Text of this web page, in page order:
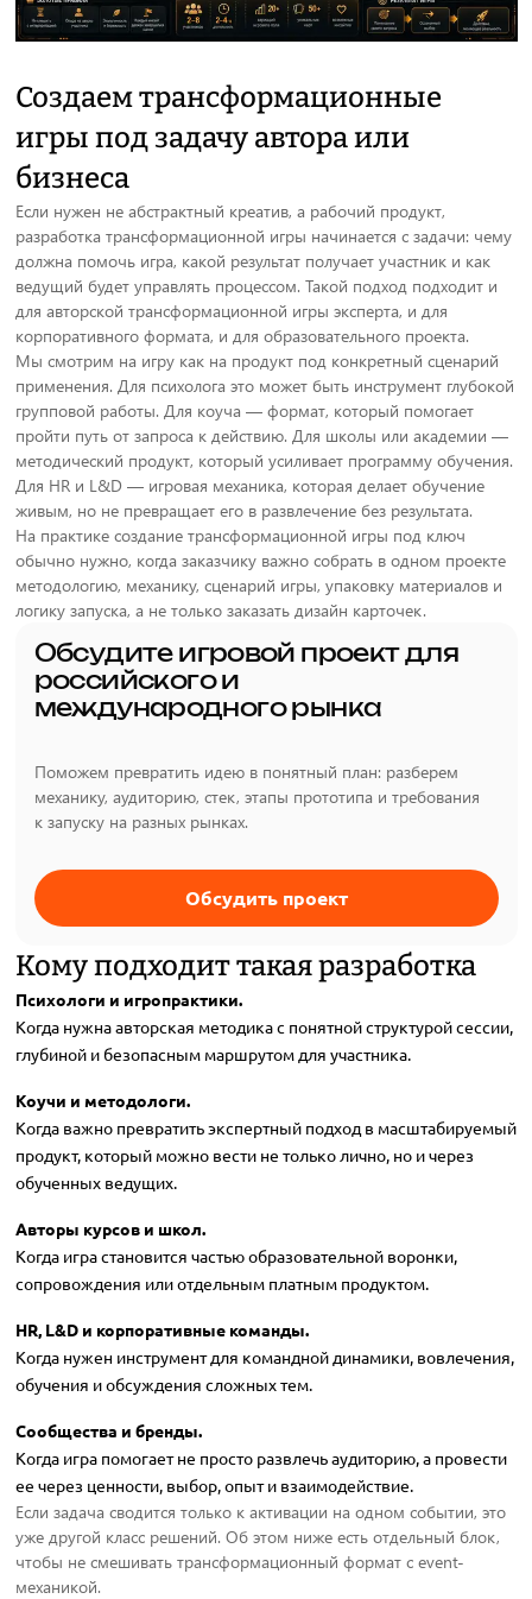
Создаем трансформационные
игры под задачу автора или
бизнеса
Если нужен не абстрактный креатив, а рабочий продукт,
разработка трансформационной игры начинается с задачи: чему
должна помочь игра, какой результат получает участник и как
ведущий будет управлять процессом. Такой подход подходит и
для авторской трансформационной игры эксперта, и для
корпоративного формата, и для образовательного проекта.
Мы смотрим на игру как на продукт под конкретный сценарий
применения. Для психолога это может быть инструмент глубокой
групповой работы. Для коуча — формат, который помогает
пройти путь от запроса к действию. Для школы или академии —
методический продукт, который усиливает программу обучения.
Для HR и L&D — игровая механика, которая делает обучение
живым, но не превращает его в развлечение без результата.
На практике создание трансформационной игры под ключ
обычно нужно, когда заказчику важно собрать в одном проекте
методологию, механику, сценарий игры, упаковку материалов и
логику запуска, а не только заказать дизайн карточек.
Обсудите игровой проект для
российского и
международного рынка
Поможем превратить идею в понятный план: разберем
механику, аудиторию, стек, этапы прототипа и требования
к запуску на разных рынках.
Обсудить проект
Кому подходит такая разработка
Психологи и игропрактики.
Когда нужна авторская методика с понятной структурой сессии,
глубиной и безопасным маршрутом для участника.
Коучи и методологи.
Когда важно превратить экспертный подход в масштабируемый
продукт, который можно вести не только лично, но и через
обученных ведущих.
Авторы курсов и школ.
Когда игра становится частью образовательной воронки,
сопровождения или отдельным платным продуктом.
HR, L&D и корпоративные команды.
Когда нужен инструмент для командной динамики, вовлечения,
обучения и обсуждения сложных тем.
Сообщества и бренды.
Когда игра помогает не просто развлечь аудиторию, а провести
ее через ценности, выбор, опыт и взаимодействие.
Если задача сводится только к активации на одном событии, это
уже другой класс решений. Об этом ниже есть отдельный блок,
чтобы не смешивать трансформационный формат с event-
механикой.